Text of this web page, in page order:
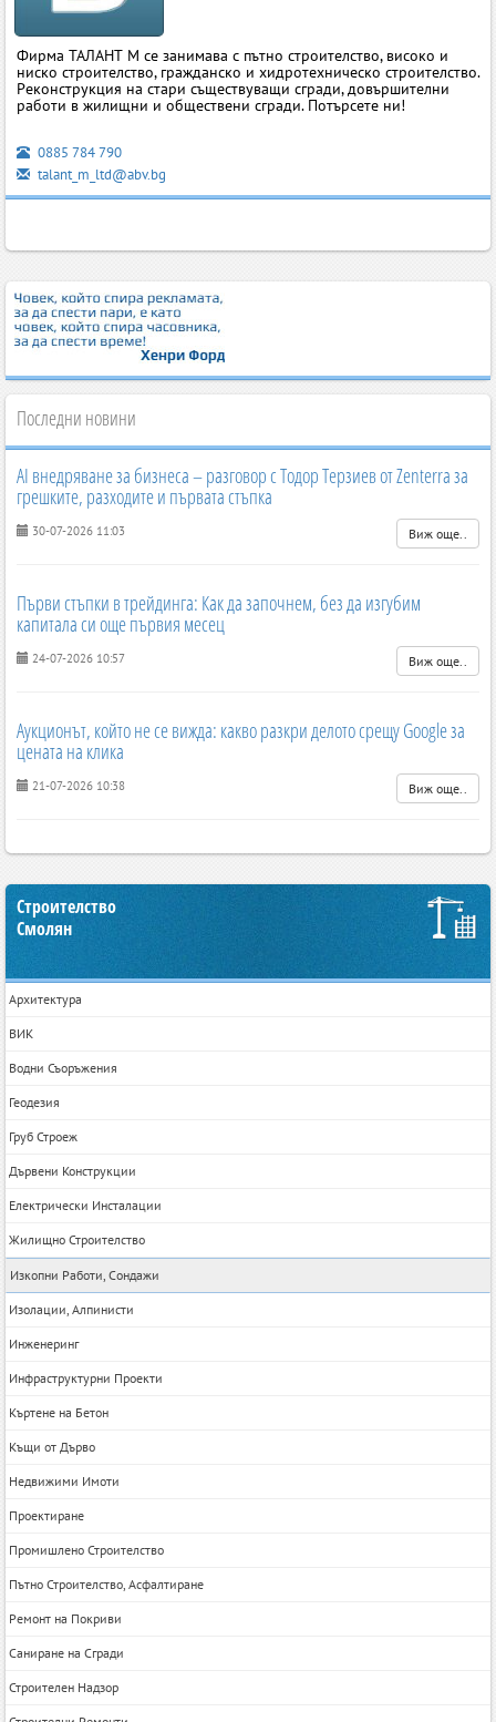
Фирма ТАЛАНТ М се занимава с пътно строителство, високо и
ниско строителство, гражданско и хидротехническо строителство.
Реконструкция на стари съществуващи сгради, довършителни
работи в жилищни и обществени сгради. Потърсете ни!
0885 784 790
talant_m_ltd@abv.bg
Последни новини
AI внедряване за бизнеса – разговор с Тодор Терзиев от Zenterra за
грешките, разходите и първата стъпка
30-07-2026 11:03 Виж още..
Първи стъпки в трейдинга: Как да започнем, без да изгубим
капитала си още първия месец
24-07-2026 10:57 Виж още..
Аукционът, който не се вижда: какво разкри делото срещу Google за
цената на клика
21-07-2026 10:38 Виж още..
Строителство
Смолян
Архитектура
ВИК
Водни Съоръжения
Геодезия
Груб Строеж
Дървени Конструкции
Електрически Инсталации
Жилищно Строителство
Изкопни Работи, Сондажи
Изолации, Алпинисти
Инженеринг
Инфраструктурни Проекти
Къртене на Бетон
Къщи от Дърво
Недвижими Имоти
Проектиране
Промишлено Строителство
Пътно Строителство, Асфалтиране
Ремонт на Покриви
Саниране на Сгради
Строителен Надзор